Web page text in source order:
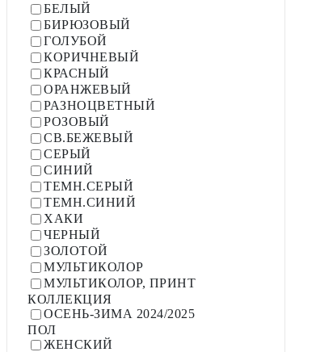
БЕЛЫЙ
БИРЮЗОВЫЙ
ГОЛУБОЙ
КОРИЧНЕВЫЙ
КРАСНЫЙ
ОРАНЖЕВЫЙ
РАЗНОЦВЕТНЫЙ
РОЗОВЫЙ
СВ.БЕЖЕВЫЙ
СЕРЫЙ
СИНИЙ
ТЕМН.СЕРЫЙ
ТЕМН.СИНИЙ
ХАКИ
ЧЕРНЫЙ
ЗОЛОТОЙ
МУЛЬТИКОЛОР
МУЛЬТИКОЛОР, ПРИНТ
КОЛЛЕКЦИЯ
ОСЕНЬ-ЗИМА 2024/2025
ПОЛ
ЖЕНСКИЙ